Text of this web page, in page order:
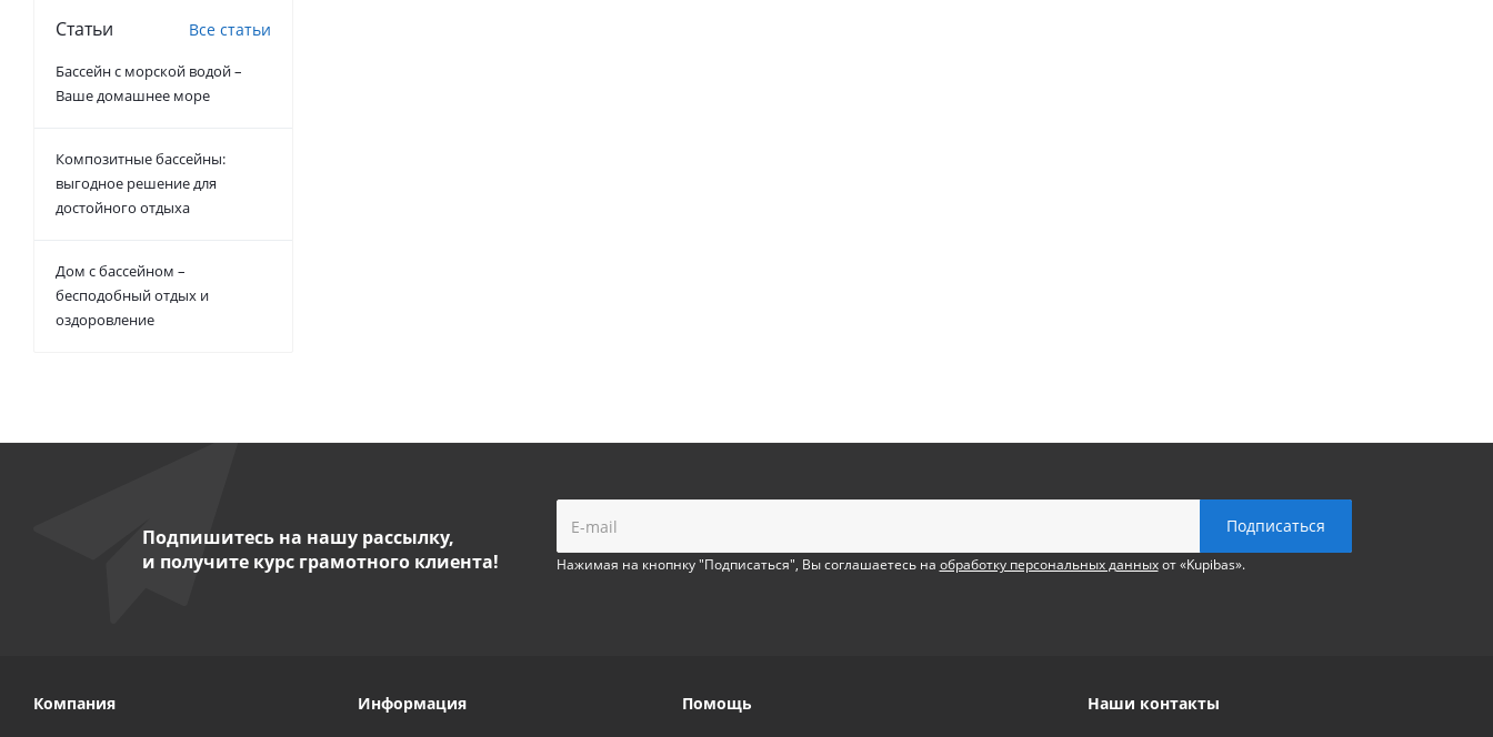
Статьи Все статьи
Бассейн с морской водой –
Ваше домашнее море
Композитные бассейны:
выгодное решение для
достойного отдыха
Дом с бассейном –
бесподобный отдых и
оздоровление
Подпишитесь на нашу рассылку,
и получите курс грамотного клиента!
Нажимая на кнопнку "Подписаться", Вы соглашаетесь на обработку персональных данныхот «Kupibas».
Компания Информация Помощь Наши контакты